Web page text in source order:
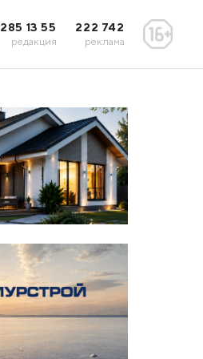
285 13 55
редакция
222 742
реклама